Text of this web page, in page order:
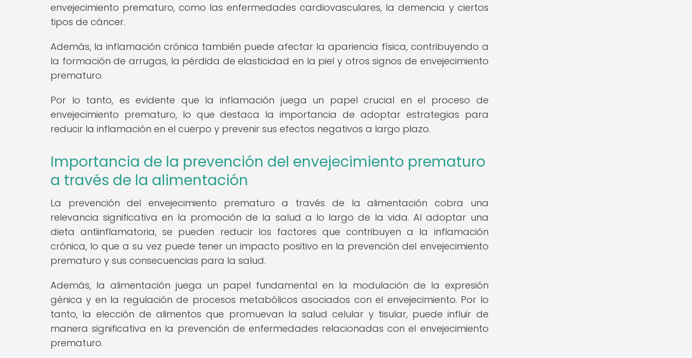
envejecimiento prematuro, como las enfermedades cardiovasculares, la demencia y ciertos
tipos de cáncer.
Además, la inflamación crónica también puede afectar la apariencia física, contribuyendo a
la formación de arrugas, la pérdida de elasticidad en la piel y otros signos de envejecimiento
prematuro.
Por lo tanto, es evidente que la inflamación juega un papel crucial en el proceso de
envejecimiento prematuro, lo que destaca la importancia de adoptar estrategias para
reducir la inflamación en el cuerpo y prevenir sus efectos negativos a largo plazo.
Importancia de la prevención del envejecimiento prematuro
a través de la alimentación
La prevención del envejecimiento prematuro a través de la alimentación cobra una
relevancia significativa en la promoción de la salud a lo largo de la vida. Al adoptar una
dieta antiinflamatoria, se pueden reducir los factores que contribuyen a la inflamación
crónica, lo que a su vez puede tener un impacto positivo en la prevención del envejecimiento
prematuro y sus consecuencias para la salud.
Además, la alimentación juega un papel fundamental en la modulación de la expresión
génica y en la regulación de procesos metabólicos asociados con el envejecimiento. Por lo
tanto, la elección de alimentos que promuevan la salud celular y tisular, puede influir de
manera significativa en la prevención de enfermedades relacionadas con el envejecimiento
prematuro.